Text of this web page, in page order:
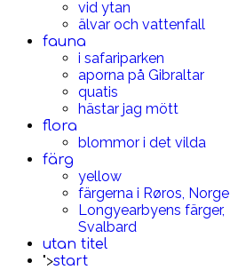
vid ytan
älvar och vattenfall
fauna
i safariparken
aporna på Gibraltar
quatis
hästar jag mött
flora
blommor i det vilda
färg
yellow
färgerna i Røros, Norge
Longyearbyens färger,
Svalbard
utan titel
">start